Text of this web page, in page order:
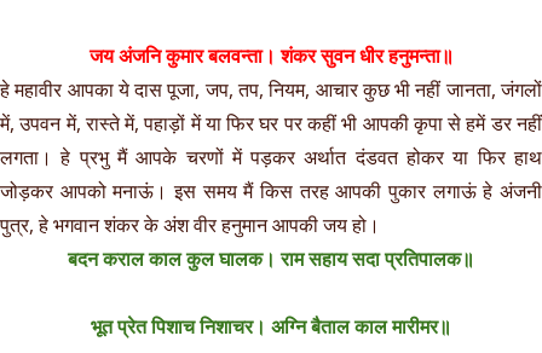
जय अंजनि कुमार बलवन्ता। शंकर सुवन धीर हनुमन्ता॥
हे महावीर आपका ये दास पूजा, जप, तप, नियम, आचार कुछ भी नहीं जानता, जंगलों
में, उपवन में, रास्ते में, पहाड़ों में या फिर घर पर कहीं भी आपकी कृपा से हमें डर नहीं
लगता। हे प्रभु मैं आपके चरणों में पड़कर अर्थात दंडवत होकर या फिर हाथ
जोड़कर आपको मनाऊं। इस समय मैं किस तरह आपकी पुकार लगाऊं हे अंजनी
पुत्र, हे भगवान शंकर के अंश वीर हनुमान आपकी जय हो।
बदन कराल काल कुल घालक। राम सहाय सदा प्रतिपालक॥
भूत प्रेत पिशाच निशाचर। अग्नि बैताल काल मारीमर॥